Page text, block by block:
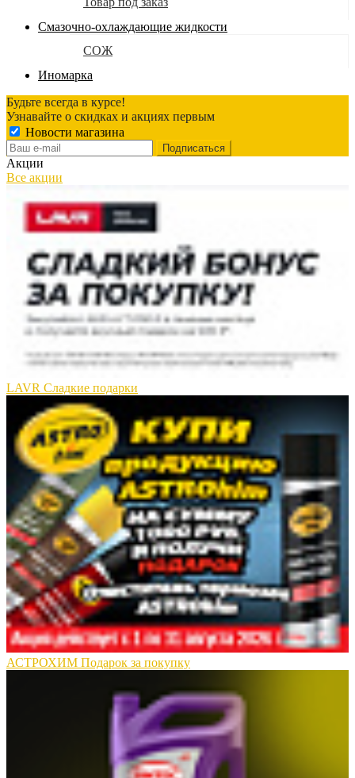
Смазочно-охлаждающие жидкости
СОЖ
Иномарка
Будьте всегда в курсе!
Узнавайте о скидках и акциях первым
Новости магазина
Акции
Все акции
LAVR Сладкие подарки
АСТРОХИМ Подарок за покупку